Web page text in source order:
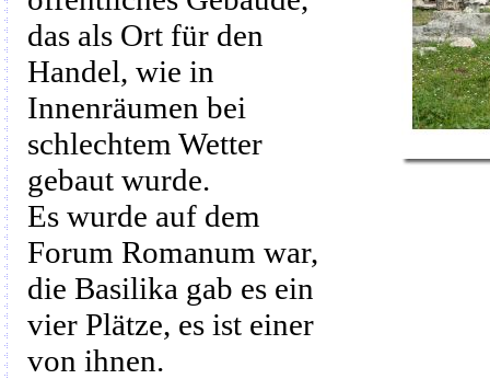
das als Ort für den
Handel, wie in
Innenräumen bei
schlechtem Wetter
gebaut wurde.
Es wurde auf dem
Forum Romanum war,
die Basilika gab es ein
vier Plätze, es ist einer
von ihnen.